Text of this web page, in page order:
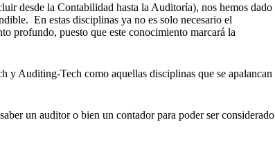
desde la Contabilidad hasta la Auditoría), nos hemos dado
En estas disciplinas ya no es solo necesario el
profundo, puesto que este conocimiento marcará la
y Auditing-Tech como aquellas disciplinas que se apalancan
un auditor o bien un contador para poder ser considerado